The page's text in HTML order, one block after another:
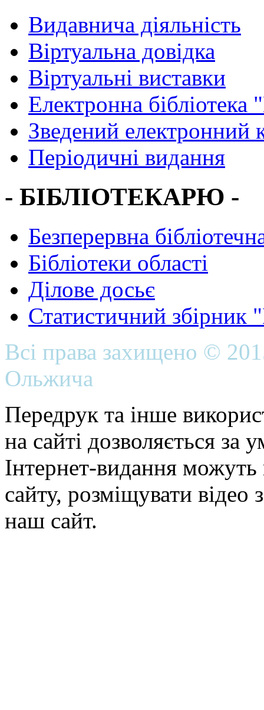
Видавнича діяльність
Віртуальна довідка
Віртуальні виставки
Електронна
Зведений електронний
Періодичні видання
- БІБЛІОТЕКАРЮ -
Безперервна
Бібліотеки області
Ділове досьє
Статистичний
Всі права захищено ©
Ольжича
Передрук та інше
на сайті дозволяється
Інтернет-видання можуть
сайту, розміщувати відео
наш сайт.